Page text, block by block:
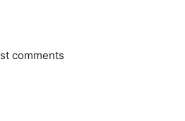
comments